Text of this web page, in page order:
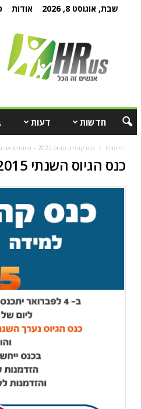
שבת, אוגוסט 8, 2026 אודות
חדשות דעות
דף הבית כנס קהילת הגיוס 2022 – מותחים את גבולות גיוס העובדים
כנס הגיוס השנתי 2015